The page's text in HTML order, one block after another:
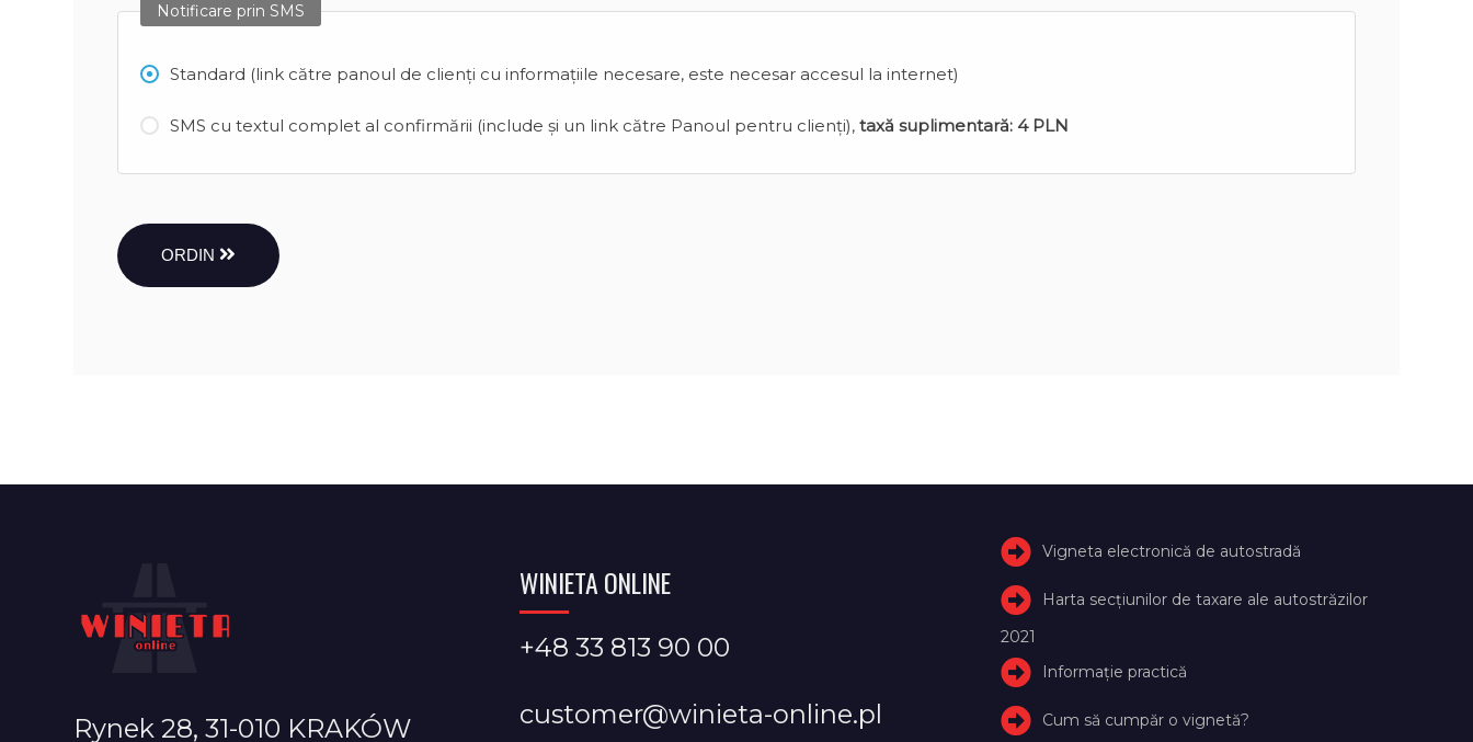
Notificare prin SMS
Standard (link către panoul de clienți cu informațiile necesare, este necesar accesul la internet)
SMS cu textul complet al confirmării (include și un link către Panoul pentru clienți),taxă suplimentară: 4 PLN
ORDIN
Rynek 28, 31-010 KRAKÓW
WINIETA ONLINE
+48 33 813 90 00
customer@winieta-online.pl
Vigneta electronică de autostradă
Harta secțiunilor de taxare ale autostrăzilor
2021
Informație practică
Cum să cumpăr o vignetă?